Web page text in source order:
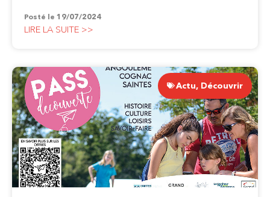
Posté le 19/07/2024
LIRE LA SUITE >>
Actu, Découvrir